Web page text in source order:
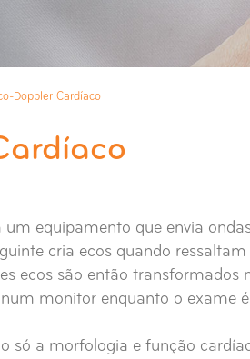
Doppler Cardíaco
equipamento que envia
cria ecos quando ressaltam
ecos são então transformados
monitor enquanto o exame é
só a morfologia e função